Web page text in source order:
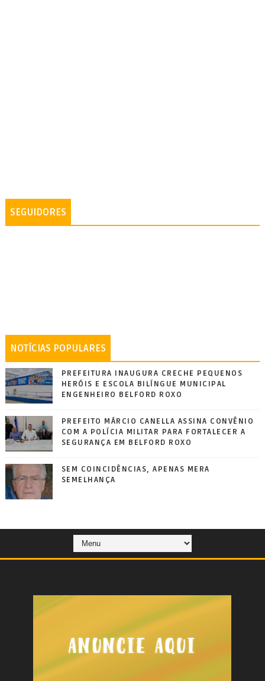
SEGUIDORES
NOTÍCIAS POPULARES
PREFEITURA INAUGURA CRECHE PEQUENOS
HERÓIS E ESCOLA BILÍNGUE MUNICIPAL
ENGENHEIRO BELFORD ROXO
PREFEITO MÁRCIO CANELLA ASSINA CONVÊNIO
COM A POLÍCIA MILITAR PARA FORTALECER A
SEGURANÇA EM BELFORD ROXO
SEM COINCIDÊNCIAS, APENAS MERA
SEMELHANÇA